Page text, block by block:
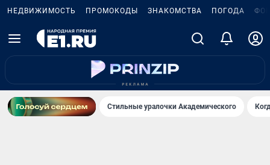
НЕДВИЖИМОСТЬ ПРОМОКОДЫ ЗНАКОМСТВА ПОГОДА
Стильные уралочки Академического